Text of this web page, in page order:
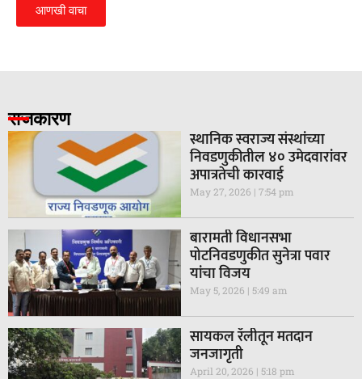
आणखी वाचा
राजकारण
स्थानिक स्वराज्य संस्थांच्या
निवडणुकीतील ४० उमेदवारांवर
अपात्रतेची कारवाई
May 27, 2026 7:54 pm
बारामती विधानसभा
पोटनिवडणुकीत सुनेत्रा पवार
यांचा विजय
May 5, 2026 5:49 am
सायकल रॅलीतून मतदान
जनजागृती
April 20, 2026 5:18 pm